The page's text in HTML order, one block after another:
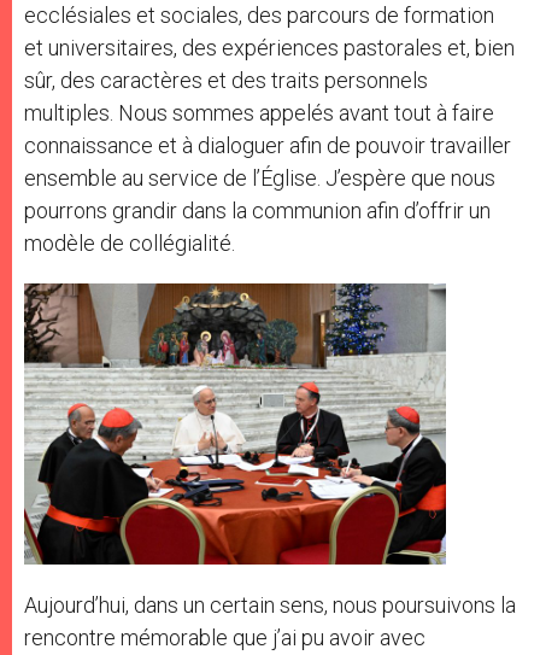
ecclésiales et sociales, des parcours de formation
et universitaires, des expériences pastorales et, bien
sûr, des caractères et des traits personnels
multiples. Nous sommes appelés avant tout à faire
connaissance et à dialoguer afin de pouvoir travailler
ensemble au service de l’Église. J’espère que nous
pourrons grandir dans la communion afin d’offrir un
modèle de collégialité.
Aujourd’hui, dans un certain sens, nous poursuivons la
rencontre mémorable que j’ai pu avoir avec